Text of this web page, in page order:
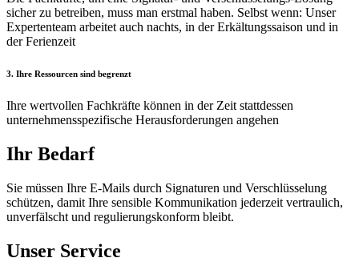
sicher zu betreiben, muss man erstmal haben. Selbst wenn: Unser
Expertenteam arbeitet auch nachts, in der Erkältungssaison und in
der Ferienzeit
3. Ihre Ressourcen sind begrenzt
Ihre wertvollen Fachkräfte können in der Zeit stattdessen
unternehmensspezifische Herausforderungen angehen
Ihr Bedarf
Sie müssen Ihre E-Mails durch Signaturen und Verschlüsselung
schützen, damit Ihre sensible Kommunikation jederzeit vertraulich,
unverfälscht und regulierungskonform bleibt.
Unser Service